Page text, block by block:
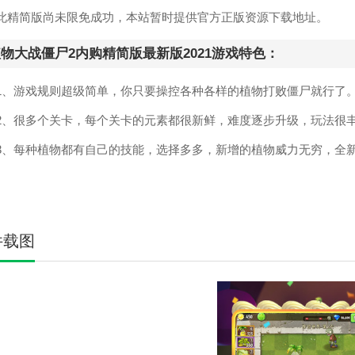
版尚未限免成功，本站暂时提供官方正版资源下载地址。
大战僵尸2内购精简版最新版2021游戏特色：
戏规则超级简单，你只要操控各种各样的植物打败僵尸就行了
多个关卡，每个关卡的元素都很新鲜，难度逐步升级，玩法很
种植物都有自己的技能，选择多多，新增的植物威力无穷，全
图